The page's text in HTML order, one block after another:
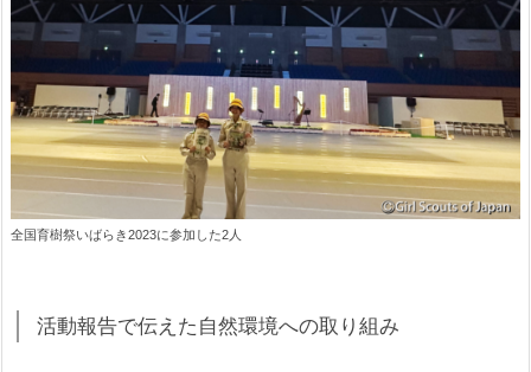
全国育樹祭いばらき2023に参加した2人
活動報告で伝えた自然環境への取り組み